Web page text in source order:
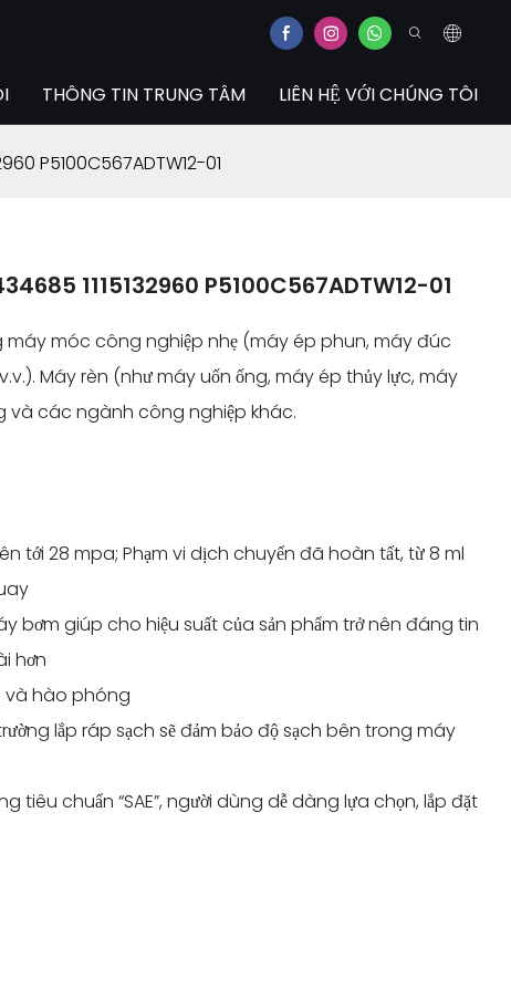
THÔNG TIN TRUNG TÂM LIÊN HỆ VỚI CHÚNG TÔI
P5100C567ADTW12-01
1115132960 P5100C567ADTW12-01
móc công nghiệp nhẹ (máy ép phun, máy đúc
Máy rèn (như máy uốn ống, máy ép thủy lực, máy
và các ngành công nghiệp khác.
tới 28 mpa; Phạm vi dịch chuyển đã hoàn tất, từ 8 ml
bơm giúp cho hiệu suất của sản phẩm trở nên đáng tin
hơn
và hào phóng
lắp ráp sạch sẽ đảm bảo độ sạch bên trong máy
tiêu chuẩn “SAE”, người dùng dễ dàng lựa chọn, lắp đặt